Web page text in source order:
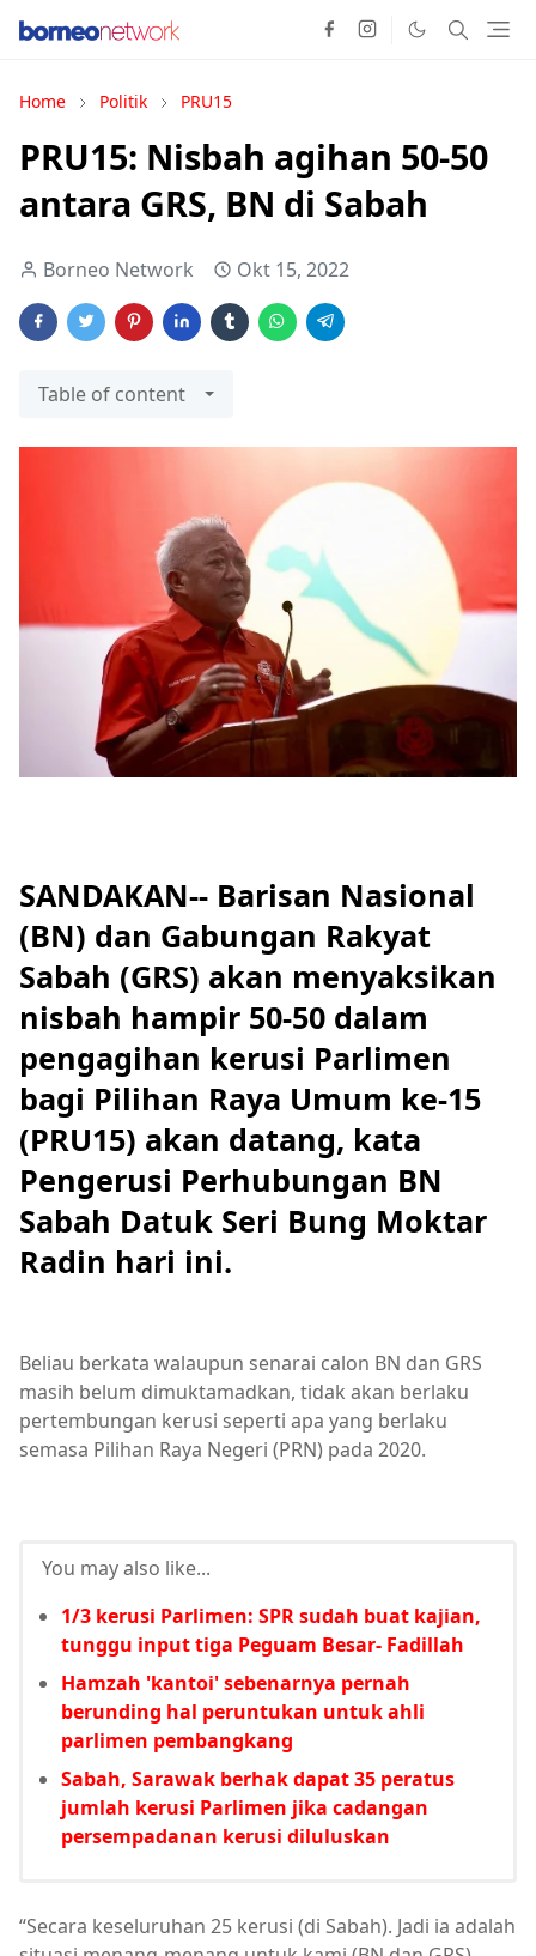
Home Politik PRU15
PRU15: Nisbah agihan 50-50
antara GRS, BN di Sabah
Borneo Network Okt 15, 2022
Table of content
SANDAKAN-- Barisan Nasional
(BN) dan Gabungan Rakyat
Sabah (GRS) akan menyaksikan
nisbah hampir 50-50 dalam
pengagihan kerusi Parlimen
bagi Pilihan Raya Umum ke-15
(PRU15) akan datang, kata
Pengerusi Perhubungan BN
Sabah Datuk Seri Bung Moktar
Radin hari ini.
Beliau berkata walaupun senarai calon BN dan GRS
masih belum dimuktamadkan, tidak akan berlaku
pertembungan kerusi seperti apa yang berlaku
semasa Pilihan Raya Negeri (PRN) pada 2020.
You may also like...
1/3 kerusi Parlimen: SPR sudah buat kajian,
tunggu input tiga Peguam Besar- Fadillah
Hamzah 'kantoi' sebenarnya pernah
berunding hal peruntukan untuk ahli
parlimen pembangkang
Sabah, Sarawak berhak dapat 35 peratus
jumlah kerusi Parlimen jika cadangan
persempadanan kerusi diluluskan
“Secara keseluruhan 25 kerusi (di Sabah). Jadi ia adalah